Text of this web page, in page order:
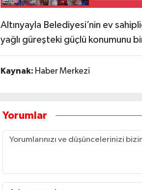
Altınyayla Belediyesi’nin ev
yağlı güreşteki güçlü konumunu
Kaynak: Haber Merkezi
Yorumlar